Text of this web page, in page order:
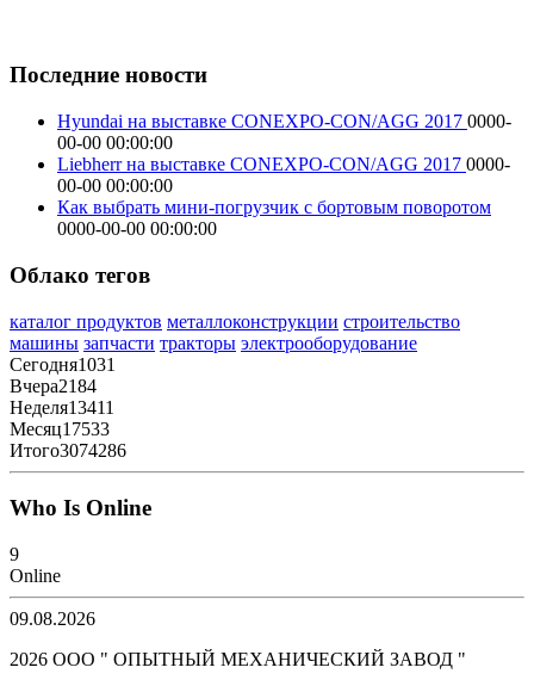
Последние новости
Hyundai на выставке CONEXPO-CON/AGG 2017 0000-
00-00 00:00:00
Liebherr на выставке CONEXPO-CON/AGG 2017 0000-
00-00 00:00:00
Как выбрать мини-погрузчик с бортовым поворотом
0000-00-00 00:00:00
Облако тегов
каталог продуктов металлоконструкции строительство
машины запчасти тракторы электрооборудование
Сегодня1031
Вчера2184
Неделя13411
Месяц17533
Итого3074286
Who Is Online
9
Online
09.08.2026
2026 ООО " ОПЫТНЫЙ МЕХАНИЧЕСКИЙ ЗАВОД "